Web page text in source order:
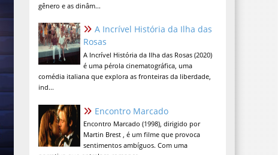
gênero e as dinâm...
A Incrível História da Ilha das
Rosas
A Incrível História da Ilha das Rosas (2020)
é uma pérola cinematográfica, uma
comédia italiana que explora as fronteiras da liberdade,
ind...
Encontro Marcado
Encontro Marcado (1998), dirigido por
Martin Brest , é um filme que provoca
sentimentos ambíguos. Com uma